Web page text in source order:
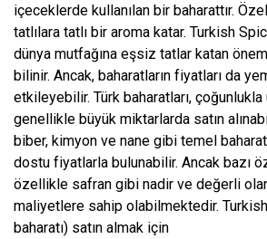
içeceklerde kullanılan bir baharattır.
tatlılara tatlı bir aroma katar. Turkish
dünya mutfağına eşsiz tatlar katan
bilinir. Ancak, baharatların fiyatları da
etkileyebilir. Türk baharatları, çoğunlukla
genellikle büyük miktarlarda satın
biber, kimyon ve nane gibi temel
dostu fiyatlarla bulunabilir. Ancak bazı
özellikle safran gibi nadir ve değerli
maliyetlere sahip olabilmektedir.
baharatı) satın almak için